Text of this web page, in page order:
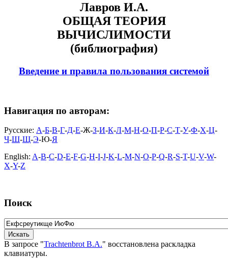
Лавров И.А.
ОБЩАЯ ТЕОРИЯ
ВЫЧИСЛИМОСТИ
(библиография)
Введение и правила пользования системой
Навигация по авторам:
Русские: А-Б-В-Г-Д-Е-Ж-З-И-К-Л-М-Н-О-П-Р-С-Т-У-Ф-Х-Ц-
Ч-Ш-Щ-Э-Ю-Я
English: A-B-C-D-E-F-G-H-I-J-K-L-M-N-O-P-Q-R-S-T-U-V-W-
X-Y-Z
Поиск
В запросе "Trachtenbrot B.A." восстановлена раскладка
клавиатуры.